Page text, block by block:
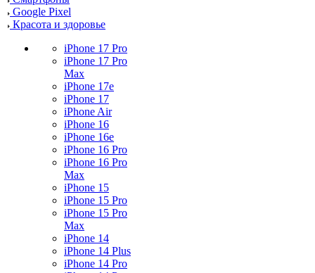
Google Pixel
Красота и здоровье
iPhone 17 Pro
iPhone 17 Pro
Max
iPhone 17e
iPhone 17
iPhone Air
iPhone 16
iPhone 16e
iPhone 16 Pro
iPhone 16 Pro
Max
iPhone 15
iPhone 15 Pro
iPhone 15 Pro
Max
iPhone 14
iPhone 14 Plus
iPhone 14 Pro